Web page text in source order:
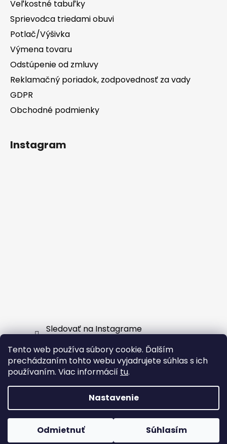
Tento web používa súbory cookie. Ďalším
prechádzaním tohto webu vyjadrujete súhlas s ich
používaním. Viac informácií tu.
Nastavenie
Odmietnuť Súhlasím
Veľkostné tabuľky
Sprievodca triedami obuvi
Potlač/Výšivka
Výmena tovaru
Odstúpenie od zmluvy
Reklamačný poriadok, zodpovednosť za vady
GDPR
Obchodné podmienky
Instagram
Sledovať na Instagrame
Facebook
Vytvoril Shoptet
Copyright 2026EXTERNSHOP.SK. Všetky práva